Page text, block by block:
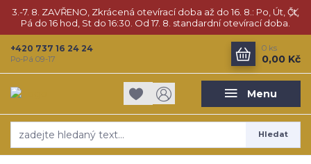
3.-7. 8. ZAVŘENO, Zkrácená otevírací doba až do 16. 8.: Po, Út, Čt,
Pá do 16 hod, St do 16:30. Od 17. 8. standardní otevírací doba.
Menu
Hledat
+420 737 16 24 24
Po-Pá 09-17
0 ks
0,00 Kč